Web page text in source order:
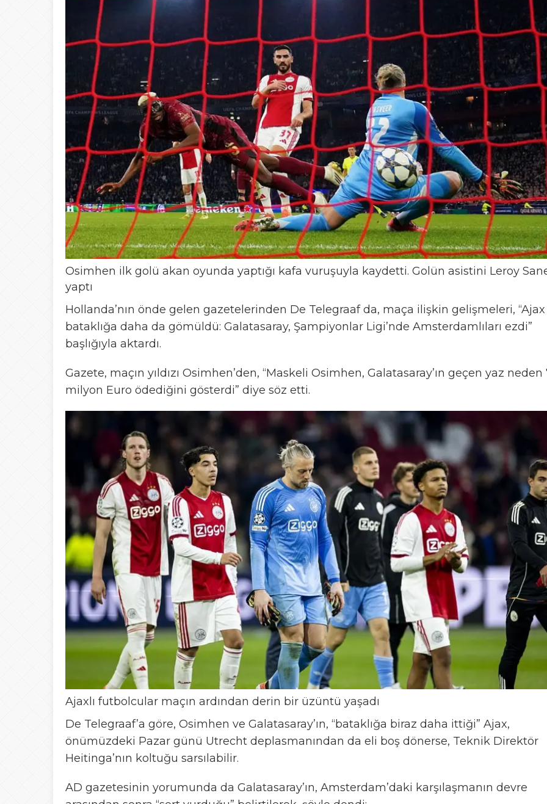
Osimhen ilk golü akan oyunda yaptığı kafa vuruşuyla kaydetti. Golün asistini Leroy
yaptı
Hollanda’nın önde gelen gazetelerinden De Telegraaf da, maça ilişkin gelişmeleri, “Ajax
bataklığa daha da gömüldü: Galatasaray, Şampiyonlar Ligi’nde Amsterdamlıları ezdi”
başlığıyla aktardı.
Gazete, maçın yıldızı Osimhen’den, “Maskeli Osimhen, Galatasaray’ın geçen yaz neden
milyon Euro ödediğini gösterdi” diye söz etti.
Ajaxlı futbolcular maçın ardından derin bir üzüntü yaşadı
De Telegraaf’a göre, Osimhen ve Galatasaray’ın, “bataklığa biraz daha ittiği” Ajax,
önümüzdeki Pazar günü Utrecht deplasmanından da eli boş dönerse, Teknik Direktör
Heitinga’nın koltuğu sarsılabilir.
AD gazetesinin yorumunda da Galatasaray’ın, Amsterdam’daki karşılaşmanın devre